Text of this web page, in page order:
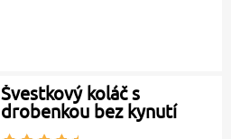
Švestkový koláč s
drobenkou bez kynutí